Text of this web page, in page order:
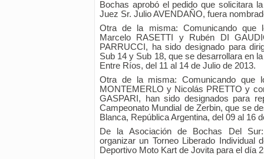
Bochas aprobó el pedido que solicitara
Juez Sr. Julio AVENDAÑO, fuera
Otra de la misma: Comunicando que
Marcelo RASETTI y Rubén DI
PARRUCCI, ha sido designado para
Sub 14 y Sub 18, que se desarrollara en
Entre Ríos, del 11 al 14 de Julio de 2013.
Otra de la misma: Comunicando que
MONTEMERLO y Nicolás PRETTO y
GASPARI, han sido designados para
Campeonato Mundial de Zerbin, que se
Blanca, República Argentina, del 09 al 16
De la Asociación de Bochas Del
organizar un Torneo Liberado Individual
Deportivo Moto Kart de Jovita para el día